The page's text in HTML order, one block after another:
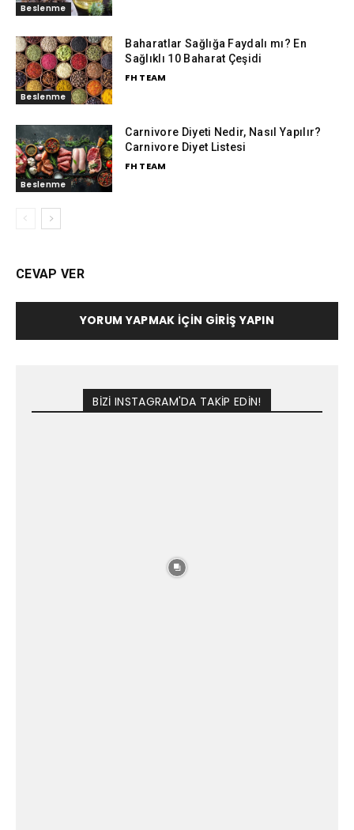
Beslenme
Beslenme
Baharatlar Sağlığa Faydalı mı? En
Sağlıklı 10 Baharat Çeşidi
FH TEAM
Beslenme
Carnivore Diyeti Nedir, Nasıl Yapılır?
Carnivore Diyet Listesi
FH TEAM
CEVAP VER
YORUM YAPMAK İÇIN GIRIŞ YAPIN
BİZİ INSTAGRAM'DA TAKİP EDİN!